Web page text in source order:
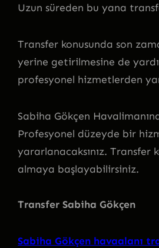
Uzun süreden bu yana
Transfer konusunda son
yerine getirilmesine de
profesyonel hizmetlerden
Sabiha Gökçen
Profesyonel düzeyde bir
yararlanacaksınız.
almaya başlayabilirsiniz.
Transfer Sabiha Gökçen
Sabiha Gökçen havaalanı